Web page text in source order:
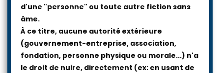
d'une "personne" ou toute autre fiction sans
âme.
À ce titre, aucune autorité extérieure
(gouvernement-entreprise, association,
fondation, personne physique ou morale...) n'a
le droit de nuire, directement (ex: en usant de